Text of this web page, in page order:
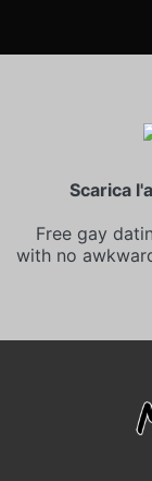
Scarica
Free gay
with no